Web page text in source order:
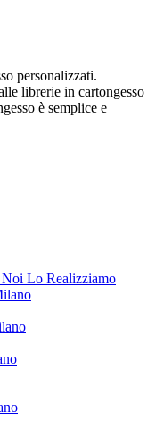
personalizzati.
librerie in cartongesso
è semplice e
Lo Realizziamo